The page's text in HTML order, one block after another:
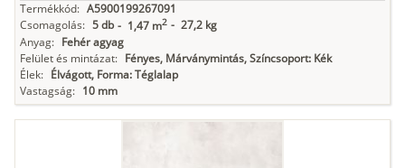
Termékkód: A5900199267091
Csomagolás: 5 db - 1,47 m2 - 27,2 kg
Anyag: Fehér agyag
Felület és mintázat: Fényes, Márványmintás, Színcsoport: Kék
Élek: Élvágott, Forma: Téglalap
Vastagság: 10 mm